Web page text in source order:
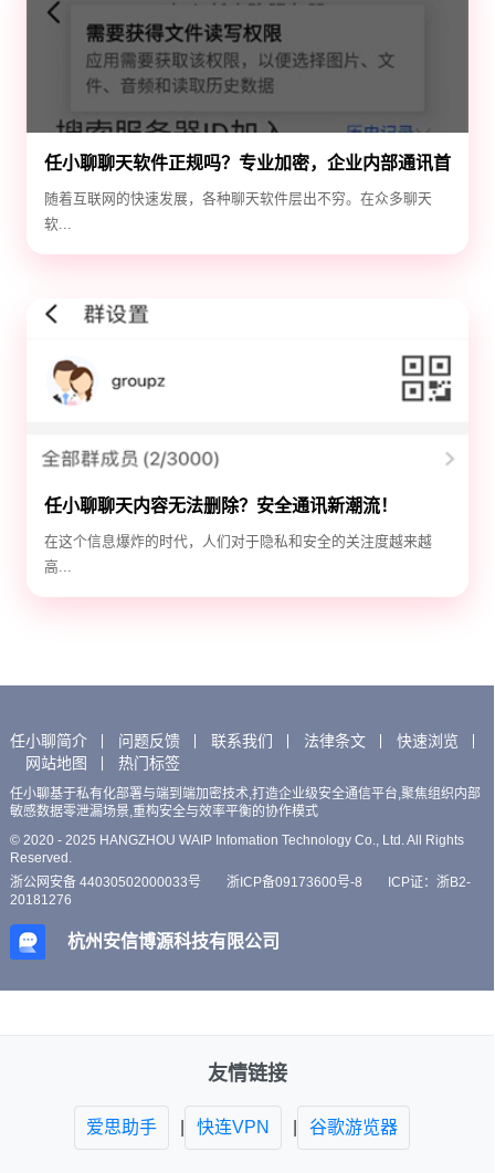
任小聊聊天软件正规吗？专业加密，企业内部通讯首
选！
随着互联网的快速发展，各种聊天软件层出不穷。在众多聊天
软...
任小聊聊天内容无法删除？安全通讯新潮流！
在这个信息爆炸的时代，人们对于隐私和安全的关注度越来越
高...
任小聊简介 问题反馈 联系我们 法律条文
快速浏览
网站地图
热门标签
任小聊基于私有化部署与端到端加密技术,打造企业级安全通信平台,聚焦组织内部
敏感数据零泄漏场景,重构安全与效率平衡的协作模式
© 2020 - 2025 HANGZHOU WAIP Infomation Technology Co., Ltd. All Rights
Reserved.
浙公网安备 44030502000033号
浙ICP备09173600号-8
ICP证：浙B2-
20181276
杭州安信博源科技有限公司
友情链接
爱思助手 快连VPN 谷歌游览器